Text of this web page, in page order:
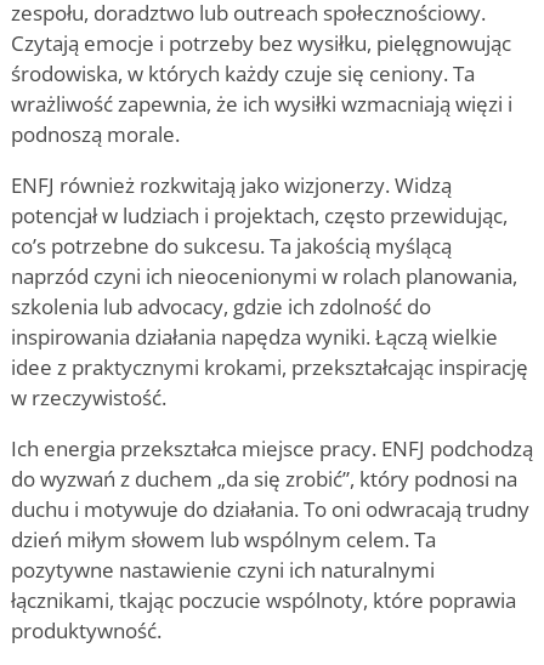
zespołu, doradztwo lub outreach społecznościowy.
Czytają emocje i potrzeby bez wysiłku, pielęgnowując
środowiska, w których każdy czuje się ceniony. Ta
wrażliwość zapewnia, że ich wysiłki wzmacniają więzi i
podnoszą morale.
ENFJ również rozkwitają jako wizjonerzy. Widzą
potencjał w ludziach i projektach, często przewidując,
co’s potrzebne do sukcesu. Ta jakością myślącą
naprzód czyni ich nieocenionymi w rolach planowania,
szkolenia lub advocacy, gdzie ich zdolność do
inspirowania działania napędza wyniki. Łączą wielkie
idee z praktycznymi krokami, przekształcając inspirację
w rzeczywistość.
Ich energia przekształca miejsce pracy. ENFJ podchodzą
do wyzwań z duchem „da się zrobić”, który podnosi na
duchu i motywuje do działania. To oni odwracają trudny
dzień miłym słowem lub wspólnym celem. Ta
pozytywne nastawienie czyni ich naturalnymi
łącznikami, tkając poczucie wspólnoty, które poprawia
produktywność.